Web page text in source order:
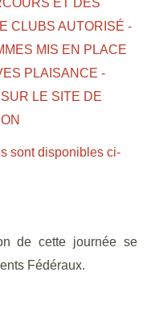
ET DES
CLUBS AUTORISÉ -
MIS EN PLACE
PLAISANCE -
LE SITE DE
sont disponibles ci-
de cette journée se
Fédéraux.